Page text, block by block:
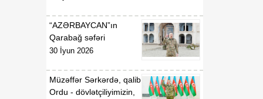
08 Avqust
Tatyana Poloskova:
Azərbaycanın xarici
18:53
07 Avqust
“AZƏRBAYCAN”ın
Qarabağ səfəri
30 İyun 2026
Müzəffər Sərkərdə, qalib
Ordu - dövlətçiliyimizin,